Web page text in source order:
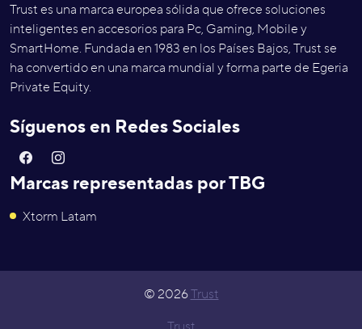
Trust es una marca europea sólida que ofrece soluciones
inteligentes en accesorios para Pc, Gaming, Mobile y
SmartHome. Fundada en 1983 en los Países Bajos, Trust se
ha convertido en una marca mundial y forma parte de Egeria
Private Equity.
Síguenos en Redes Sociales
Marcas representadas por TBG
Xtorm Latam
© 2026Trust
Trust